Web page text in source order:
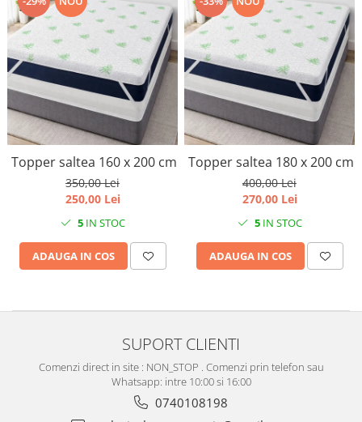
Topper saltea 160 x 200 cm
350,00 Lei
250,00 Lei
5IN STOC
ADAUGA IN COS
Topper saltea 180 x 200 cm
400,00 Lei
270,00 Lei
5IN STOC
ADAUGA IN COS
SUPORT CLIENTI
Comenzi direct in site : NON_STOP . Comenzi prin telefon sau
Whatsapp: intre 10:00 si 16:00
0740108198